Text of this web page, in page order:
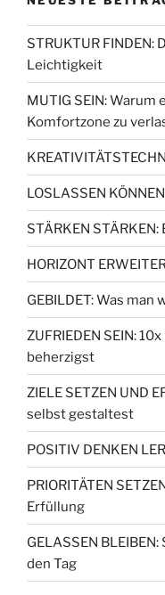
STRUKTUR
Leichtigkeit
MUTIG SEIN:
Komfortzone zu
LOSLASSEN
STÄRKEN
HORIZONT
GEBILDET: Was man
ZUFRIEDEN SEIN:
beherzigst
ZIELE SETZEN UND
selbst gestaltest
POSITIV DENKEN
PRIORITÄTEN
Erfüllung
GELASSEN
den Tag